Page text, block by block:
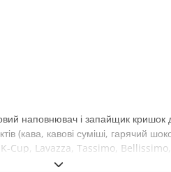
наповнювач і запайщик кришок
(кава, кавові суміші, гарячий
Cup, Lavazza, Tassimo,
за допомогою шнекового